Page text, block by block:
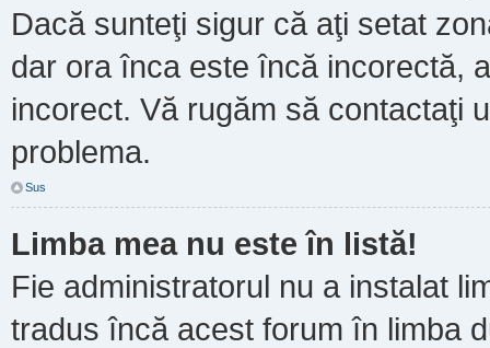
Dacă sunteţi sigur că aţi setat
dar ora înca este încă incorectă,
incorect. Vă rugăm să contactaţi
problema.
Sus
Limba mea nu este în listă!
Fie administratorul nu a instalat
tradus încă acest forum în limba